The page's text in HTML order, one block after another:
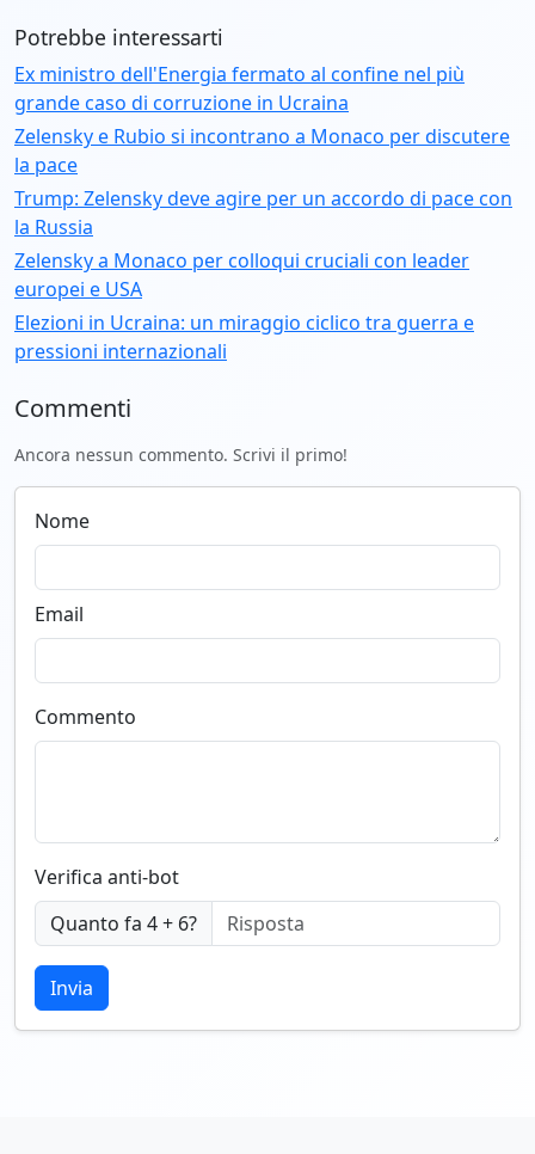
Potrebbe interessarti
Ex ministro dell'Energia fermato al confine nel più
grande caso di corruzione in Ucraina
Zelensky e Rubio si incontrano a Monaco per discutere
la pace
Trump: Zelensky deve agire per un accordo di pace con
la Russia
Zelensky a Monaco per colloqui cruciali con leader
europei e USA
Elezioni in Ucraina: un miraggio ciclico tra guerra e
pressioni internazionali
Commenti
Ancora nessun commento. Scrivi il primo!
Nome
Email
Commento
Verifica anti-bot
Quanto fa 4 + 6?
Invia